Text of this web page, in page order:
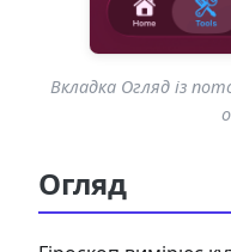
Вкладка Огляд із
Огляд